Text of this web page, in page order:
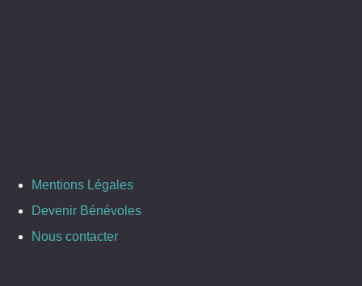
Mentions Légales
Devenir Bénévoles
Nous contacter